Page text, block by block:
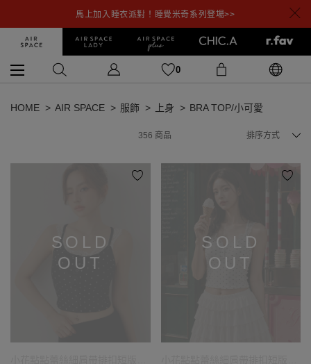
馬上加入睡衣派對！睡覺米奇系列登場>>
0
HOME AIR SPACE 服飾 上身 BRA TOP/小可愛
356 商品 排序方式
SOLD
OUT
SOLD
OUT